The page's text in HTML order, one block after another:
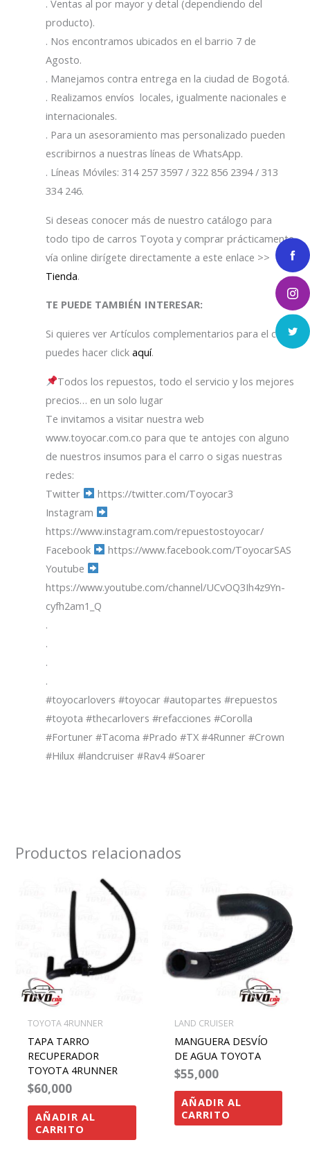
. Ventas al por mayor y detal (dependiendo del
producto).
. Nos encontramos ubicados en el barrio 7 de
Agosto.
. Manejamos contra entrega en la ciudad de Bogotá.
. Realizamos envíos locales, igualmente nacionales e
internacionales.
. Para un asesoramiento mas personalizado pueden
escribirnos a nuestras líneas de WhatsApp.
. Líneas Móviles: 314 257 3597 / 322 856 2394 / 313
334 246.
Si deseas conocer más de nuestro catálogo para
todo tipo de carros Toyota y comprar prácticamente
vía online dirígete directamente a este enlace >>
Tienda.
TE PUEDE TAMBIÉN INTERESAR:
Si quieres ver Artículos complementarios para el capó
puedes hacer clickaquí.
Todos los repuestos, todo el servicio y los mejores
precios… en un solo lugar
Te invitamos a visitar nuestra web
www.toyocar.com.co para que te antojes con alguno
de nuestros insumos para el carro o sigas nuestras
redes:
Twitter
https://twitter.com/Toyocar3
Instagram
https://www.instagram.com/repuestostoyocar/
Facebook
https://www.facebook.com/ToyocarSAS
Youtube
https://www.youtube.com/channel/UCvOQ3Ih4z9Yn-
cyfh2am1_Q
.
.
.
.
#toyocarlovers #toyocar #autopartes #repuestos
#toyota #thecarlovers #refacciones #Corolla
#Fortuner #Tacoma #Prado #TX #4Runner #Crown
#Hilux #landcruiser #Rav4 #Soarer
Productos relacionados
TOYOTA 4RUNNER
TAPA TARRO
RECUPERADOR
TOYOTA 4RUNNER
$60,000
AÑADIR AL
CARRITO
LAND CRUISER
MANGUERA DESVÍO
DE AGUA TOYOTA
$55,000
AÑADIR AL
CARRITO